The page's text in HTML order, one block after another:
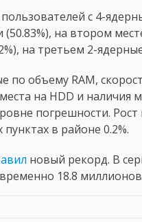
с 4-
на втором
на третьем 2-
по объему RAM,
на HDD и наличия
погрешности. Рост
в районе 0.2%.
новый рекорд. В
18.8